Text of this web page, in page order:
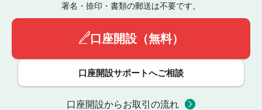
署名・捺印・書類の郵送は不要です。
口座開設（無料）
口座開設サポートへご相談
口座開設からお取引の流れ